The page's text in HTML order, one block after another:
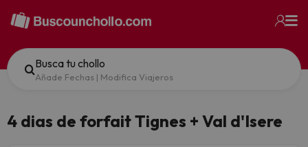
Busca tu chollo
Añade Fechas | Modifica Viajeros
4 dias de forfait Tignes + Val d'Isere